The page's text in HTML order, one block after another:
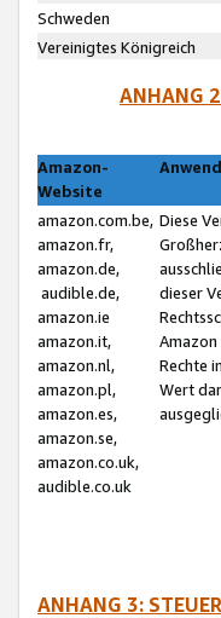
Schweden
Vereinigtes Königreich
ANHANG
Amazon-
Website
amazon.com.be,
amazon.fr,
amazon.de,
audible.de,
amazon.ie
amazon.it,
amazon.nl,
amazon.pl,
amazon.es,
amazon.se,
amazon.co.uk,
audible.co.uk
Diese
dieser
Rechte
Wert
ANHANG 3: